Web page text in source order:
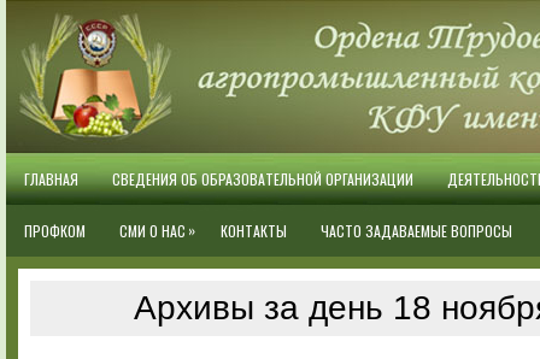
ГЛАВНАЯ СВЕДЕНИЯ ОБ ОБРАЗОВАТЕЛЬНОЙ ОРГАНИЗАЦИИ
ПРОФКОМ СМИ О НАС » КОНТАКТЫ ЧАСТО ЗАДАВАЕМЫЕ ВОПРОСЫ
Архивы за день 18